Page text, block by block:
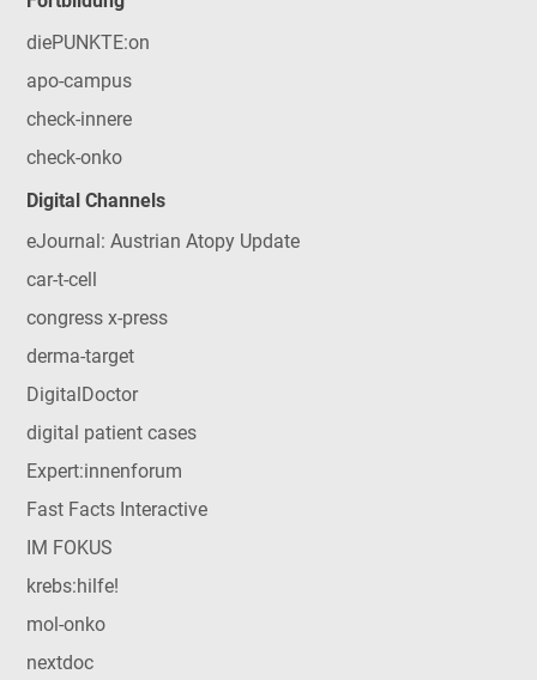
diePUNKTE:on
apo-campus
check-innere
check-onko
Digital Channels
eJournal: Austrian Atopy Update
car-t-cell
congress x-press
derma-target
DigitalDoctor
digital patient cases
Expert:innenforum
Fast Facts Interactive
IM FOKUS
krebs:hilfe!
mol-onko
nextdoc